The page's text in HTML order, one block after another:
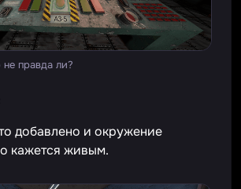
правда ли?
добавлено и окружение
кажется живым.